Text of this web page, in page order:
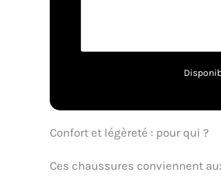
Confort et légèreté : pour qui ?
Ces chaussures conviennent